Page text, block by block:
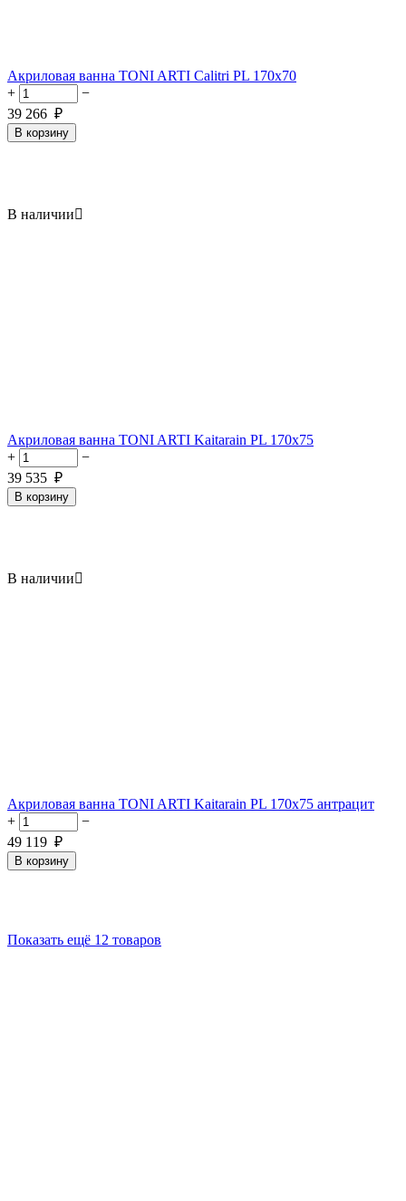
Акриловая ванна TONI ARTI Calitri PL 170x70
+
−
39 266 ₽
В корзину
В наличии
Акриловая ванна TONI ARTI Kaitarain PL 170x75
+
−
39 535 ₽
В корзину
В наличии
Акриловая ванна TONI ARTI Kaitarain PL 170x75 антрацит
+
−
49 119 ₽
В корзину
Показать ещё 12 товаров